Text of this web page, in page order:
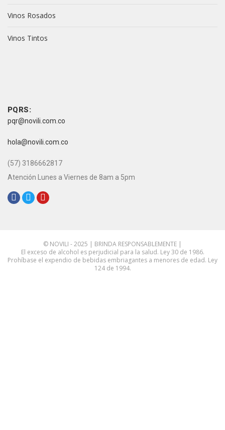
Vinos Rosados
Vinos Tintos
PQRS:
pqr@novili.com.co
hola@novili.com.co
(57) 3186662817
Atención Lunes a Viernes de 8am a 5pm
© NOVILI - 2025 | BRINDA RESPONSABLEMENTE |
El exceso de alcohol es perjudicial para la salud. Ley 30 de 1986.
Prohíbase el expendio de bebidas embriagantes a menores de edad. Ley
124 de 1994.